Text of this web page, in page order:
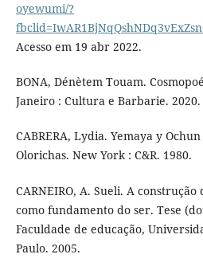
oyewumi/?
Acesso em 19 abr 2022.
BONA, Dénètem Touam.
Janeiro : Cultura e Barbarie. 2020.
CABRERA, Lydia. Yemaya y
Olorichas. New York : C&R. 1980.
CARNEIRO, A. Sueli. A
como fundamento do ser. Tese
Faculdade de educação,
Paulo. 2005.